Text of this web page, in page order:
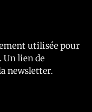
utilisée pour
Un lien de
newsletter.